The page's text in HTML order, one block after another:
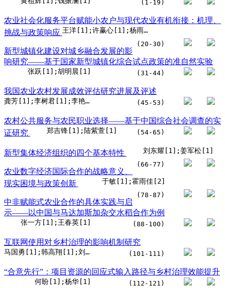
(1-19)
农业社会化服务平台赋能小农户与现代农业有机衔接：机理、
挑战与政策响应
王洋[1];许赢心[1];杨雨淇[1]
(20-30)
新型城镇化建设对城乡融合发展的影
响研究——基于国家新型城镇化综合试点政策的准自然实验
张跃[1];胡明晨[1] (31-44)
我国农业农村发展成效评估研究进展及评述
龚芳[1];李树君[1];李艳姣[1];陈凡[1] (45-53)
农村公共服务与农民职业选择——基于中国综合社会调查的实
证研究
郑吉锋[1];陆紫萱[1] (54-65)
新型集体经济组织的四个基本特性 刘东耀[1];姜军松[1]
(66-77)
农业数字经济国际合作的战略意义、
现实困境与政策创新
于敏[1];霍雨佳[2]
(78-87)
中非赋能式农业合作的具体实践与启
示——以中国与马达加斯加杂交水稻合作为例
张一方[1];王春英[1] (88-100)
互联网使用对乡村治理的影响机制研究
马国勇[1];韩高翔[1];刘欣[1] (101-111)
“合意先行”：项目资源的回应式输入路径与乡村治理效能提升
何盼[1];杨华[1] (112-121)